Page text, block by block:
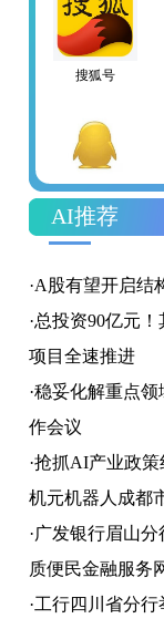
百家号
头条号
财富号
官方微信
AI推荐
·A股有望开启结
·总投资90亿元
项目全速推进
·稳妥化解重点领
作会议
·抢抓AI产业政
机元机器人成都
·广发银行眉山
质便民金融服务
·工行四川省分